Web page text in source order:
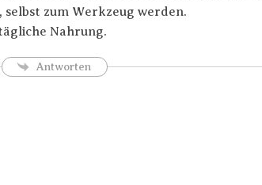
selbst zum Werkzeug werden.
Nahrung.
Antworten